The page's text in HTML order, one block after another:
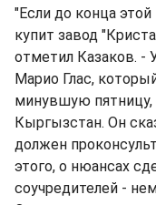
"Если до конца
купит завод
отметил Казаков. -
Марио Глас,
минувшую пятницу,
Кыргызстан. Он
должен
этого, о нюансах
соучредителей -